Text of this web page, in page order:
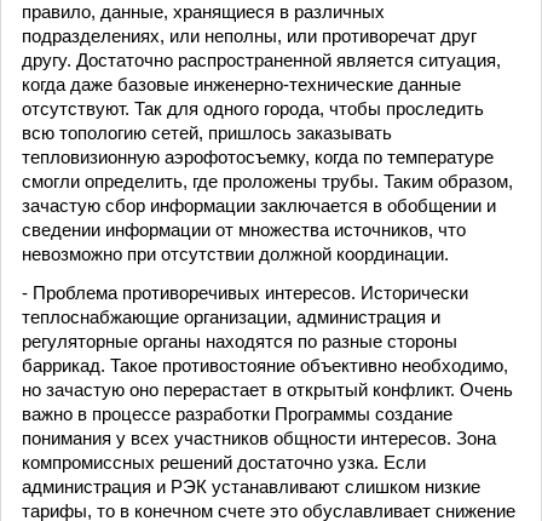
правило, данные, хранящиеся в различных
подразделениях, или неполны, или противоречат друг
другу. Достаточно распространенной является ситуация,
когда даже базовые инженерно-технические данные
отсутствуют. Так для одного города, чтобы проследить
всю топологию сетей, пришлось заказывать
тепловизионную аэрофотосъемку, когда по температуре
смогли определить, где проложены трубы. Таким образом,
зачастую сбор информации заключается в обобщении и
сведении информации от множества источников, что
невозможно при отсутствии должной координации.
- Проблема противоречивых интересов. Исторически
теплоснабжающие организации, администрация и
регуляторные органы находятся по разные стороны
баррикад. Такое противостояние объективно необходимо,
но зачастую оно перерастает в открытый конфликт. Очень
важно в процессе разработки Программы создание
понимания у всех участников общности интересов. Зона
компромиссных решений достаточно узка. Если
администрация и РЭК устанавливают слишком низкие
тарифы, то в конечном счете это обуславливает снижение